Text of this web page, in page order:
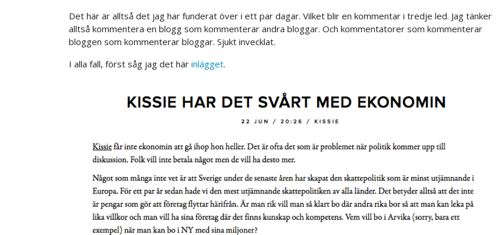
Det här är alltså det jag har funderat över i ett par dagar. Vilket blir en kommentar i tredje led. Jag tänker
alltså kommentera en blogg som kommenterar andra bloggar. Och kommentatorer som kommenterar
bloggen som kommenterar bloggar. Sjukt invecklat.
I alla fall, först såg jag det här inlägget.